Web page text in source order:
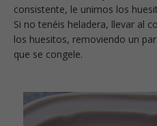
consistente, le unimos los
Si no tenéis heladera, llevar al
los huesitos, removiendo un
que se congele.